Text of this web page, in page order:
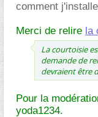
comment
Merci de relire la
La courtoisie
demande de
devraient être
Pour la
yoda1234.